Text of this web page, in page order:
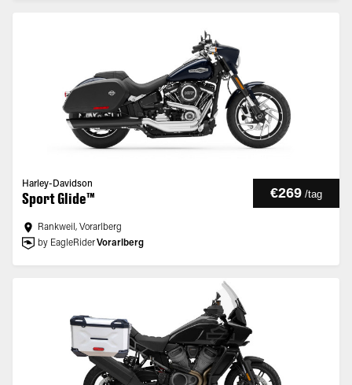
Harley-Davidson
Sport Glide™ €269 /tag
Rankweil, Vorarlberg
by EagleRiderVorarlberg